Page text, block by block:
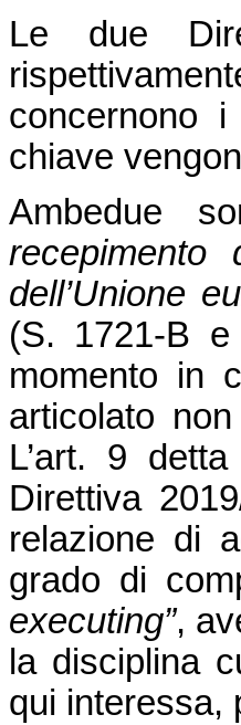
Le due
concernono
chiave
Ambedue
recepimento
dell’Unione
(S. 1721-B
momento in
articolato
L’art. 9
Direttiva
relazione di
grado di
executing”,
la disciplina
qui interessa,